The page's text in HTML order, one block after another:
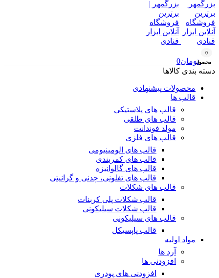
0
محصولتومان0
دسته بندی کالاها
محصولات پیشنهادی
قالب ها
قالب های پلاستیکی
قالب های طلقی
مولد فوندانت
قالب های فلزی
قالب های الومینیومی
قالب های کمربندی
قالب های گالوانیزه
قالب های تفلونی، چدنی و گرانیتی
قالب های شکلات
قالب شکلات پلی کربنات
قالب شکلات سیلیکونی
قالب های سیلیکونی
قالب پاپسیکل
مواد اولیه
آرد ها
افزودنی ها
افزودنی های پودری